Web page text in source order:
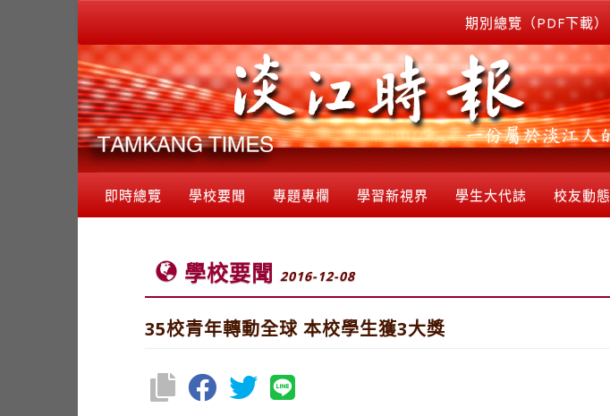
期別總覽（PDF下載）
即時總覽 學校要聞 專題專欄 學習新視界 學生大代誌 校友動態
學校要聞 2016-12-08
35校青年轉動全球 本校學生獲3大獎